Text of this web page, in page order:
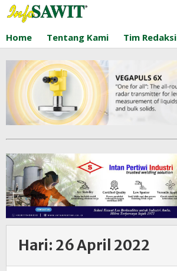
Lewati
ke
konten
Home Tentang Kami Tim Redaksi
Hari: 26 April 2022